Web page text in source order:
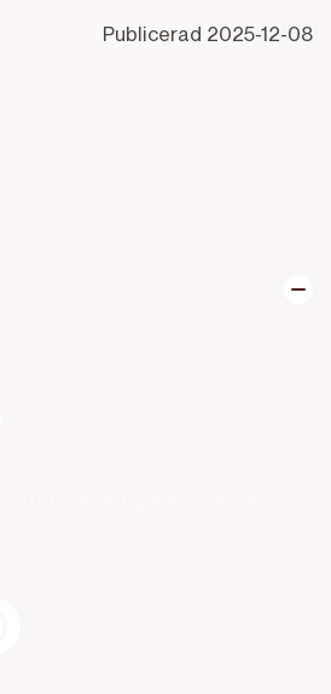
Publicerad 2025-12-08